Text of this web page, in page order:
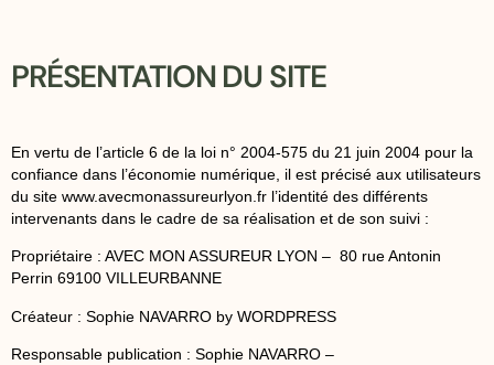
PRÉSENTATION DU SITE
En vertu de l’article 6 de la loi n° 2004-575 du 21 juin 2004 pour la
confiance dans l’économie numérique, il est précisé aux utilisateurs
du site www.avecmonassureurlyon.fr l’identité des différents
intervenants dans le cadre de sa réalisation et de son suivi :
Propriétaire : AVEC MON ASSUREUR LYON – 80 rue Antonin
Perrin 69100 VILLEURBANNE
Créateur : Sophie NAVARRO by WORDPRESS
Responsable publication : Sophie NAVARRO –